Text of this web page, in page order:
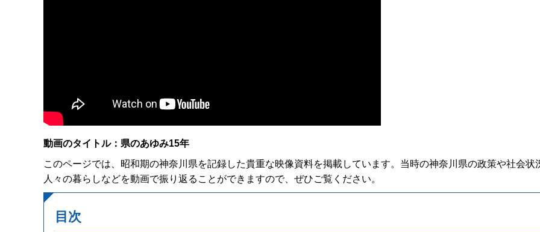
動画のタイトル：県のあゆみ15年
このページでは、昭和期の神奈川県を記録した貴重な映像資料を掲載しています。当時の神奈川県の政策や社会状
人々の暮らしなどを動画で振り返ることができますので、ぜひご覧ください。
目次